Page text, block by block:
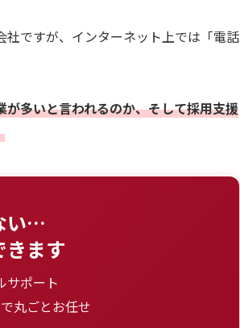
ですが、インターネット上では「電話
多いと言われるのか、そして採用支援
い…
きます
サポート
丸ごとお任せ